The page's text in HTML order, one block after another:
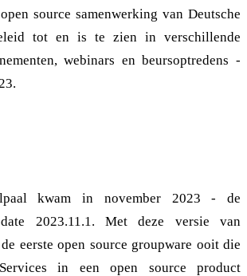
source samenwerking van Deutsche
tot en is te zien in verschillende
webinars en beursoptredens -
kwam in november 2023 - de
2023.11.1. Met deze versie van
eerste open source groupware ooit die
in een open source product